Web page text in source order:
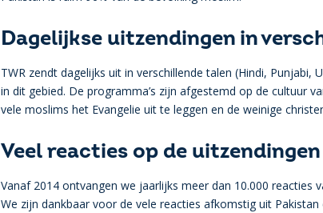
Dagelijkse uitzendingen in
TWR zendt dagelijks uit in verschillende talen (Hindi, Punjabi,
in dit gebied. De programma’s zijn afgestemd op de cultuur
vele moslims het Evangelie uit te leggen en de weinige
Veel reacties op de uitzendingen
Vanaf 2014 ontvangen we jaarlijks meer dan 10.000 reacties
We zijn dankbaar voor de vele reacties afkomstig uit